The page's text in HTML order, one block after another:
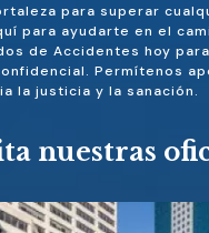
para superar
para ayudarte en el
de Accidentes hoy
Permítenos
la justicia y la sanación.
nuestras